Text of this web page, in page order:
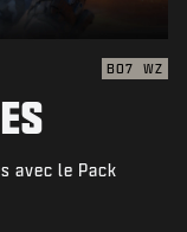
BO7 WZ
avec le Pack